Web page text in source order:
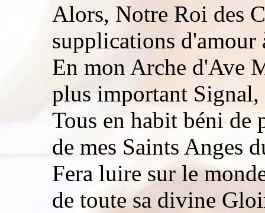
Alors, Notre Roi des
supplications d'amour
En mon Arche d'Ave
plus important Signal,
Tous en habit béni de
de mes Saints Anges
Fera luire sur le
de toute sa divine